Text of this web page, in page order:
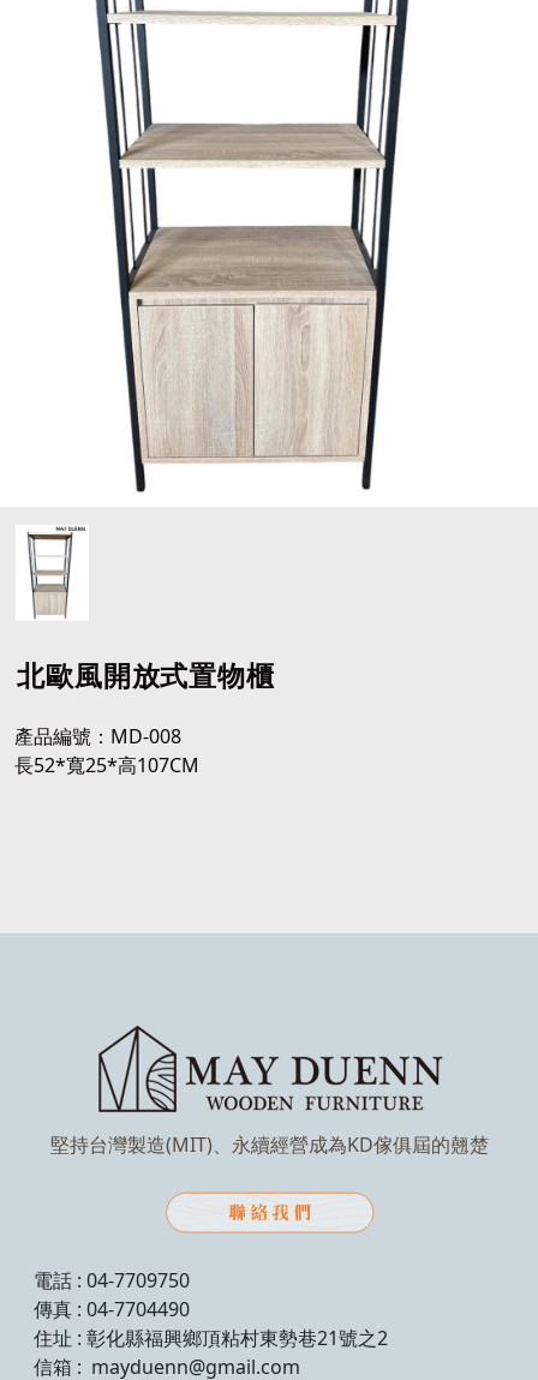
北歐風開放式置物櫃
產品編號：MD-008
長52*寬25*高107CM
堅持台灣製造(MIT)、永續經營成為KD傢俱屆的翹楚
電話 : 04-7709750
傳真 : 04-7704490
住址 : 彰化縣福興鄉頂粘村東勢巷21號之2
信箱 : mayduenn@gmail.com